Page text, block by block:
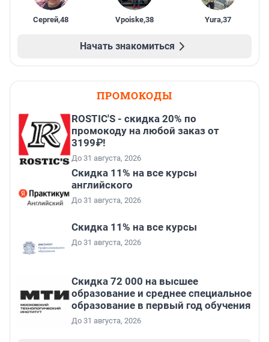
Сергей,48 Vpoiske,38 Yura,37
Начать знакомиться
ПРОМОКОДЫ
ROSTIC'S - скидка 20% по
промокоду на любой заказ от
3199₽!
До 31 августа, 2026
Скидка 11% на все курсы
английского
До 31 августа, 2026
Скидка 11% на все курсы
До 31 августа, 2026
Скидка 72 000 на высшее
образование и среднее специальное
образование в первый год обучения
До 31 августа, 2026